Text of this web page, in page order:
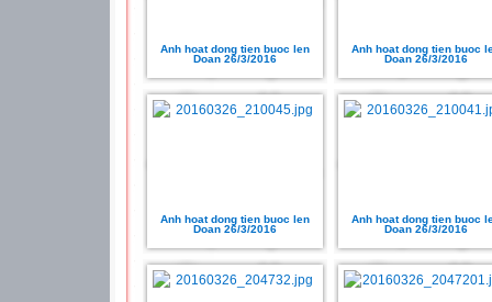
Anh hoat dong tien buoc len
Doan 26/3/2016
Anh hoat dong tien buoc
Doan 26/3/2016
Anh hoat dong tien buoc len
Doan 26/3/2016
Anh hoat dong tien buoc
Doan 26/3/2016